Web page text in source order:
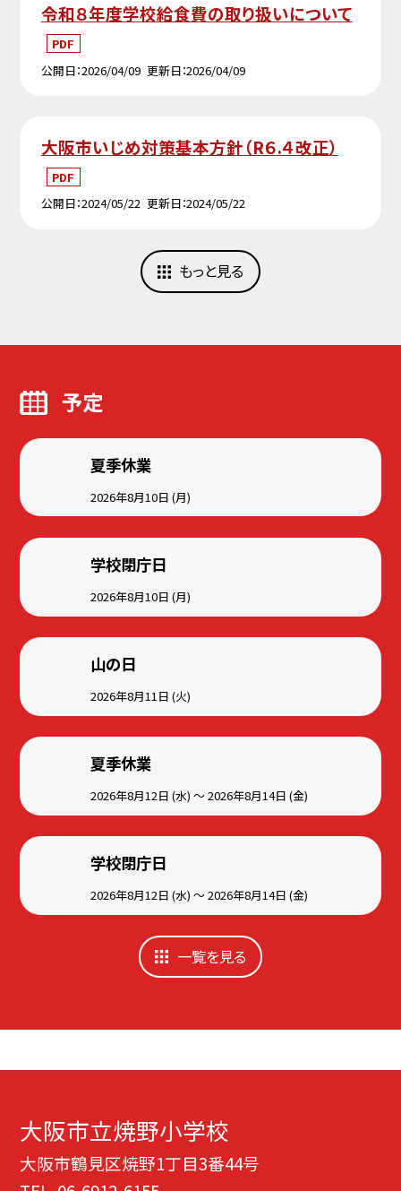
令和８年度学校給食費の取り扱いについて
PDF
公開日 2026/04/09 更新日 2026/04/09
大阪市いじめ対策基本方針（R６.４改正）
PDF
公開日 2024/05/22 更新日 2024/05/22
もっと見る
予定
夏季休業
2026年8月10日 (月)
学校閉庁日
2026年8月10日 (月)
山の日
2026年8月11日 (火)
夏季休業
2026年8月12日 (水) ～ 2026年8月14日 (金)
学校閉庁日
2026年8月12日 (水) ～ 2026年8月14日 (金)
一覧を見る
大阪市立焼野小学校
大阪市鶴見区焼野1丁目3番44号